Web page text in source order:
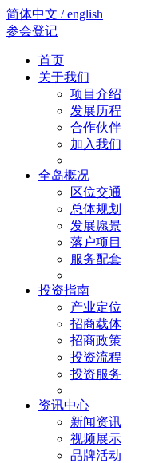
简体中文 / english
参会登记
首页
关于我们
项目介绍
发展历程
合作伙伴
加入我们
全岛概况
区位交通
总体规划
发展愿景
落户项目
服务配套
投资指南
产业定位
招商载体
招商政策
投资流程
投资服务
资讯中心
新闻资讯
视频展示
品牌活动